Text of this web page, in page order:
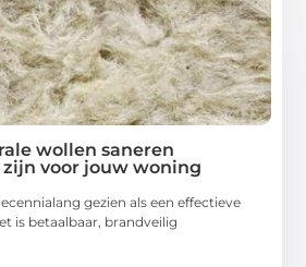
wollen saneren
voor jouw woning
gezien als een effectieve
is betaalbaar, brandveilig